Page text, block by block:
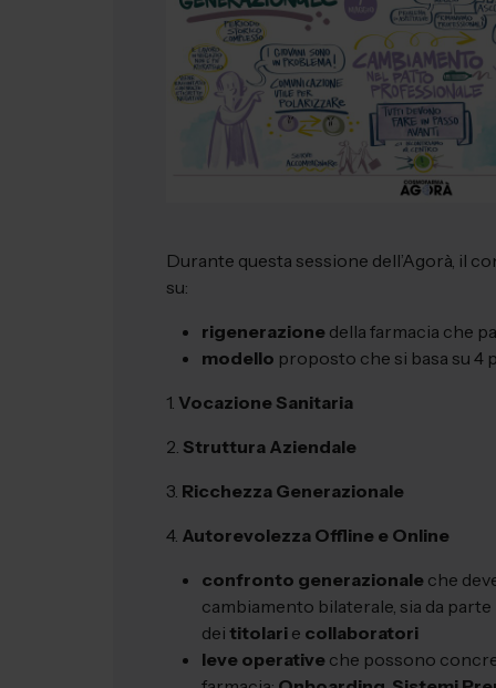
Durante questa sessione dell’Agorà, il
su:
rigenerazione della farmacia che
modello proposto che si basa su 4
1. Vocazione Sanitaria
2. Struttura Aziendale
3. Ricchezza Generazionale
4. Autorevolezza Offline e Online
confronto generazionale che
cambiamento bilaterale, sia da parte
dei titolari e collaboratori
leve operative che possono